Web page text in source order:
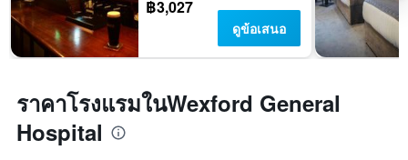
฿3,027
ดูข้อเสนอ
ราคาโรงแรมในWexford General
Hospital